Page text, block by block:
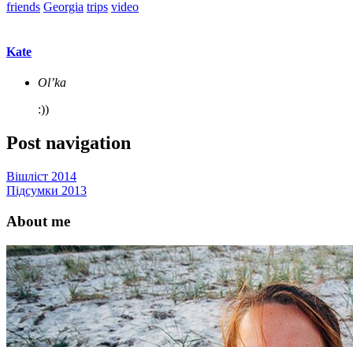
friends Georgia trips video
Kate
Ol’ka
:))
Post navigation
Вішліст 2014
Підсумки 2013
About me